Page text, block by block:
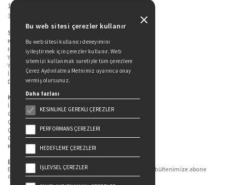
19 Mayıs Cad. Golden Plaza No:1 Kat:10
34360 / Şişli / İstanbul
Sitede Yer Alan Sayfalar
Kitaplarımız
Hakkımızda
Yazarlarımız
Yazar Adayları İçin
İletişim
Duygu Asena Roman Ödülü
Kişisel Verilerin Korunması
İlgili Kişi Başvuru Formu
Genel Aydınlatma Metni
Çekiliş Aydınlatma Metni
Çerez Aydınlatma Metni
Gizlilik Politikası
Kullanım Şartları
Bizi Takip Edin...
En güncel kitap ve etkinliklerden haberdar olmak için bültenimize abone
olun.
Bu web sitesi çerezler kullanır
Bu web sitesi kullanıcı deneyimini
iyileştirmek için çerezler kullanır. Web
sitemizi kullanmak suretiyle tüm çerezlere
Çerez Aydınlatma Metnimiz uyarınca onay
vermiş olursunuz.
Daha fazlası
KESINLIKLE GEREKLI ÇEREZLER
PERFORMANS ÇEREZLERI
HEDEFLEME ÇEREZLERI
İŞLEVSEL ÇEREZLER